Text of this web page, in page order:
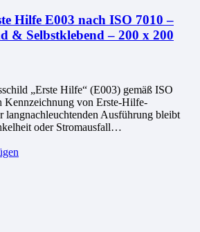
Hilfe E003 nach ISO 7010 –
& Selbstklebend – 200 x 200
„Erste Hilfe“ (E003) gemäß ISO
Kennzeichnung von Erste-Hilfe-
langnachleuchtenden Ausführung bleibt
oder Stromausfall…